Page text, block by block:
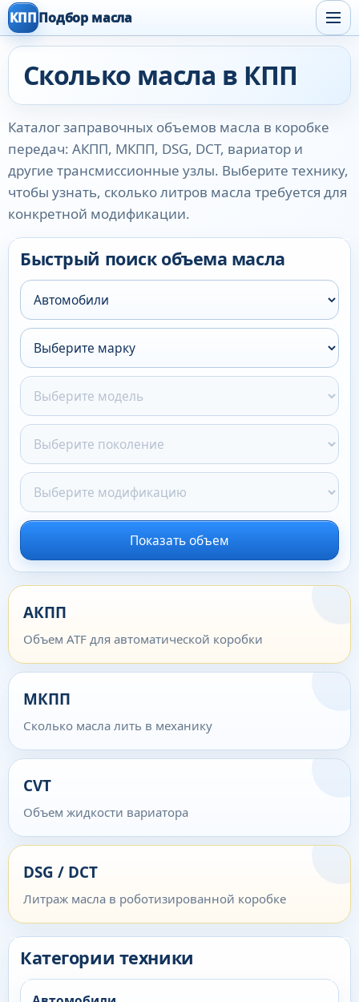
КПППодбор масла
Сколько масла в КПП
Каталог заправочных объемов масла в коробке
передач: АКПП, МКПП, DSG, DCT, вариатор и
другие трансмиссионные узлы. Выберите технику,
чтобы узнать, сколько литров масла требуется для
конкретной модификации.
Быстрый поиск объема масла
Показать объем
АКПП
Объем ATF для автоматической коробки
МКПП
Сколько масла лить в механику
CVT
Объем жидкости вариатора
DSG / DCT
Литраж масла в роботизированной коробке
Категории техники